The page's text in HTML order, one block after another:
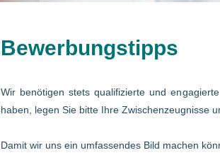
Bewerbungstipps
Wir benötigen stets qualifizierte und
haben, legen Sie bitte Ihre Zwischenzeugnisse
Damit wir uns ein umfassendes Bild machen